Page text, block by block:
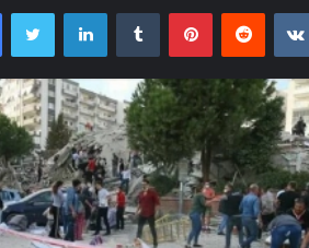
FacebookTwitter LinkedInTumblr PinterestReddit